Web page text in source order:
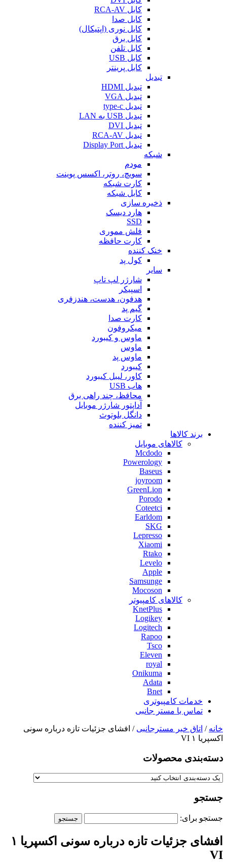
کابل RCA-AV
کابل صدا
کابل نوری (اپتیکال)
کابل برق
کابل تلفن
کابل USB
کابل پرینتر
تبدیل
تبدیل HDMI
تبدیل VGA
تبدیل type-c
تبدیل USB به LAN
تبدیل DVI
تبدیل RCA-AV
تبدیل Display Port
شبکه
مودم
سویچ، روتر، اکسس پوینت
کارت شبکه
کابل شبکه
ذخیره سازی
هارد دیسک
SSD
فلش مموری
کارت حافظه
خنک کننده
کول پد
سایر
شارژر لپ تاپ
اسپیکر
هدفون، هدست، هندزفری
گیم پد
کارت صدا
میکروفون
ماوس و کیبورد
ماوس
ماوس پد
کیبورد
کاور، لیبل کیبورد
هاب USB
محافظ، چند راهی برق
آداپتور شارژر موبایل
دانگل بلوتوث
تمیز کننده
برند کالاها
کالاهای موبایل
Mcdodo
Powerology
Baseus
joyroom
GreenLion
Porodo
Coteetci
Earldom
SKG
Lepresso
Xiaomi
Rtako
Levelo
Apple
Samsunge
Mocoson
کالاهای کامپیوتر
KnetPlus
Logikey
Logitech
Rapoo
Tsco
Eleven
royal
Onikuma
Adata
Bnet
خدمات کامپیوتری
تماس با مستر جانبی
خانه / اتاق خبر مسترجانبی / افشای جزئیات تازه درباره سونی
اکسپریا ۱ VI
دسته‌بندی‌ محصولات
جستجو
جستجو برای:
افشای جزئیات تازه درباره سونی اکسپریا ۱
VI